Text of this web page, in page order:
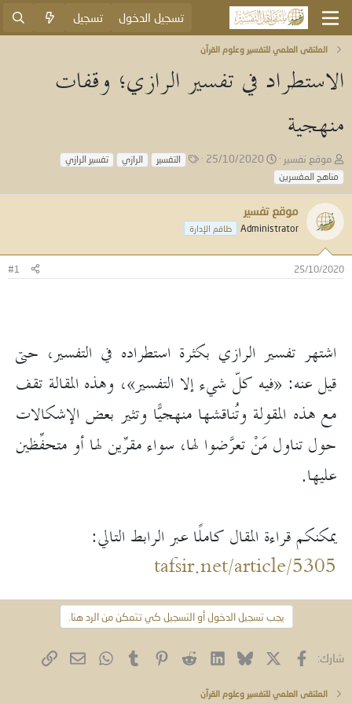
تسجيل الدخول تسجيل
الملتقى العلمي للتفسير وعلوم القرآن
الاستطراد في تفسير الرازي؛ وقفات
منهجية
ب
ا
د
ئ
ا
ل
م
و
ض
موقع تفسير
ت
خ
ا
ب
25/10/2020
ا التفسير الرازي
تفسير الرازي
مناهج المفسرين
موقع تفسير
Administrator طاقم الإدارة
25/10/2020
#1
اشتهر تفسير الرازي بكثرة استطراده في التفسير، حتى
قيل عنه: «فيه كلّ شيء إلا التفسير»، وهذه المقالة تقف
مع هذه المقولة وتُناقشها منهجيًّا وتثير بعض الإشكالات
حول تناول مَنْ تعرَّضوا لها، سواء مقرِّين لها أو متحفِّظين
عليها.
يمكنكم قراءة المقال كاملًا عبر الرابط التالي:
tafsir.net/article/5305
يجب تسجيل الدخول أو التسجيل كي تتمكن من الرد هنا.
شارك: فيسبوك X (Twitter)
Bluesky
LinkedIn
Reddit
Pinterest
Tumblr
WhatsApp
البريد
الملتقى العلمي للتفسير وعلوم القرآن